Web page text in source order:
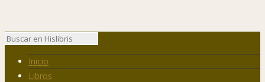
Inicio
Libros